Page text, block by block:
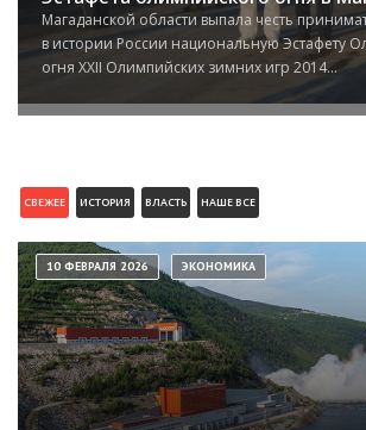
Магаданской области выпала честь
в истории России национальную Эстафету
огня XXII Олимпийских зимних игр 2014...
СВЕЖЕЕ ИСТОРИЯ ВЛАСТЬ НАШЕ ВСЕ
10 ФЕВРАЛЯ 2026 ЭКОНОМИКА